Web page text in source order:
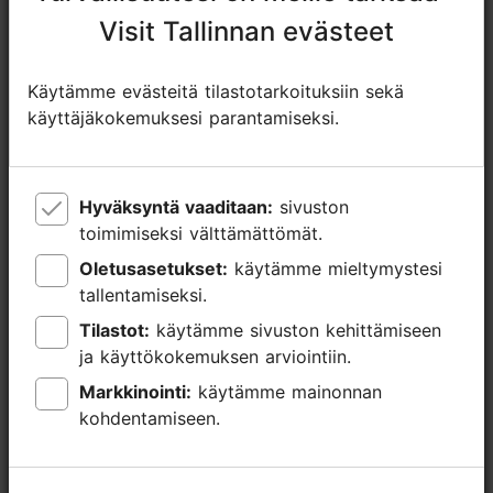
+372 644 5838
Varaa nyt
Visit Tallinnan evästeet
Käytämme evästeitä tilastotarkoituksiin sekä
käyttäjäkokemuksesi parantamiseksi.
Hyväksyntä vaaditaan:
toimimiseksi välttämättömät.
Oletusasetukset:
tallentamiseksi.
Tilastot:
ja käyttökokemuksen arviointiin.
Markkinointi:
kohdentamiseen.
Visit Tallinnan evästeet
Käytämme evästeitä tilastotarkoituksiin sekä
käyttäjäkokemuksesi parantamiseksi.
Hyväksyntä vaaditaan:
toimimiseksi välttämättömät.
Oletusasetukset:
tallentamiseksi.
Tilastot:
ja käyttökokemuksen arviointiin.
Markkinointi:
kohdentamiseen.